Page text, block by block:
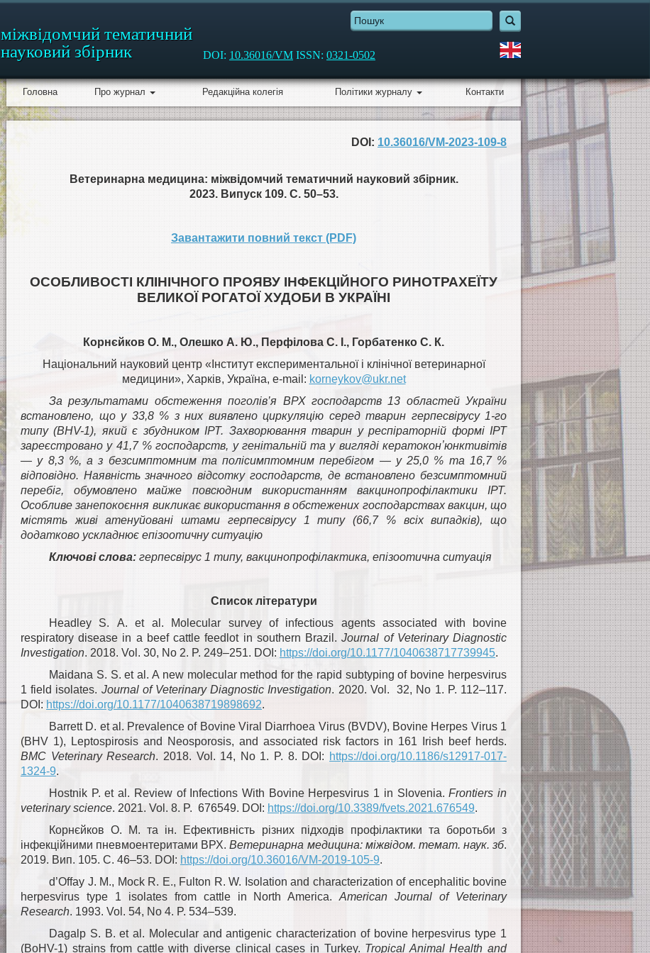
міжвідомчий тематичний
науковий збірник
DOI: 10.36016/VM ISSN: 0321-0502
Головна Про журнал Редакційна колегія Політики журналу Контакти
DOI: 10.36016/VM-2023-109-8
Ветеринарна медицина: міжвідомчий тематичний науковий збірник.
2023. Випуск 109. С. 50–53.
Завантажити повний текст (PDF)
ОСОБЛИВОСТІ КЛІНІЧНОГО ПРОЯВУ ІНФЕКЦІЙНОГО РИНОТРАХЕЇТУ
ВЕЛИКОЇ РОГАТОЇ ХУДОБИ В УКРАЇНІ
Корнєйков О. М., Олешко А. Ю., Перфілова С. І., Горбатенко С. К.
Національний науковий центр «Інститут експериментальної і клінічної ветеринарної
медицини», Харків, Україна, e-mail: korneykov@ukr.net
За результатами обстеження поголів’я ВРХ господарств 13 областей України
встановлено, що у 33,8 % з них виявлено циркуляцію серед тварин герпесвірусу 1-го
типу (BHV-1), який є збудником ІРТ. Захворювання тварин у респіраторній формі ІРТ
зареєстровано у 41,7 % господарств, у генітальній та у вигляді кератоконʼюнктивітів
— у 8,3 %, а з безсимптомним та полісимптомним перебігом — у 25,0 % та 16,7 %
відповідно. Наявність значного відсотку господарств, де встановлено безсимптомний
перебіг, обумовлено майже повсюдним використанням вакцинопрофілактики ІРТ.
Особливе занепокоєння викликає використання в обстежених господарствах вакцин, що
містять живі атенуйовані штами герпесвірусу 1 типу (66,7 % всіх випадків), що
додатково ускладнює епізоотичну ситуацію
Ключові слова: герпесвірус 1 типу, вакцинопрофілактика, епізоотична ситуація
Список літератури
Headley S. A. et al. Molecular survey of infectious agents associated with bovine
respiratory disease in a beef cattle feedlot in southern Brazil.Journal of Veterinary Diagnostic
Investigation. 2018. Vol. 30, No 2. P. 249–251. DOI: https://doi.org/10.1177/1040638717739945.
Maidana S. S. et al. A new molecular method for the rapid subtyping of bovine herpesvirus
1 field isolates. Journal of Veterinary Diagnostic Investigation. 2020. Vol. 32, No 1. P. 112–117.
DOI: https://doi.org/10.1177/1040638719898692.
Barrett D. et al. Prevalence of Bovine Viral Diarrhoea Virus (BVDV), Bovine Herpes Virus 1
(BHV 1), Leptospirosis and Neosporosis, and associated risk factors in 161 Irish beef herds.
BMC Veterinary Research. 2018. Vol. 14, No 1. P. 8. DOI: https://doi.org/10.1186/s12917-017-
1324-9.
Hostnik P. et al. Review of Infections With Bovine Herpesvirus 1 in Slovenia.Frontiers in
veterinary science. 2021. Vol. 8. P. 676549. DOI: https://doi.org/10.3389/fvets.2021.676549.
Корнєйков О. М. та ін. Ефективність різних підходів профілактики та боротьби з
інфекційними пневмоентеритами ВРХ.Ветеринарна медицина: міжвідом. темат. наук. зб.
2019. Вип. 105. С. 46–53. DOI: https://doi.org/10.36016/VM-2019-105-9.
d’Offay J. M., Mock R. E., Fulton R. W. Isolation and characterization of encephalitic bovine
herpesvirus type 1 isolates from cattle in North America.American Journal of Veterinary
Research. 1993. Vol. 54, No 4. P. 534–539.
Dagalp S. B. et al. Molecular and antigenic characterization of bovine herpesvirus type 1
(BoHV-1) strains from cattle with diverse clinical cases in Turkey. Tropical Animal Health and